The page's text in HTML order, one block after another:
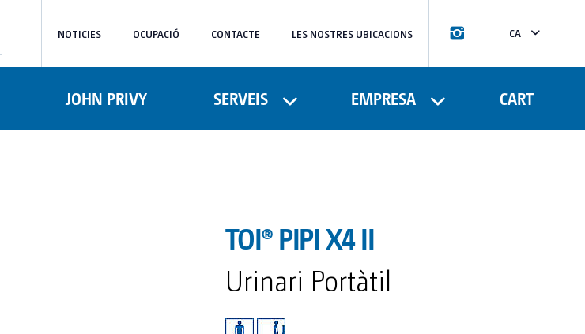
NOTICIES OCUPACIÓ CONTACTE LES NOSTRES UBICACIONS
CA
FR
JOHN PRIVY SERVEIS EMPRESA CART
TOI® PIPI X4 II
Urinari Portàtil